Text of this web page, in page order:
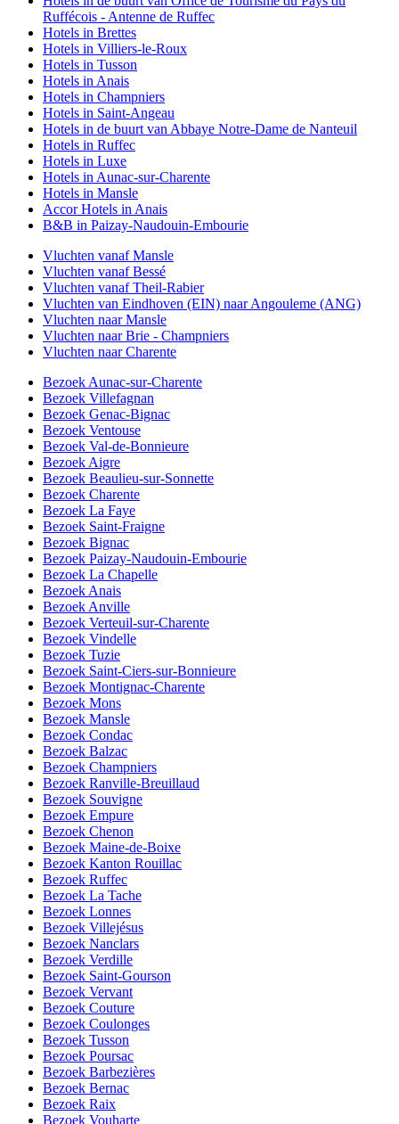
Ruffécois - Antenne de Ruffec
Hotels in Brettes
Hotels in Villiers-le-Roux
Hotels in Tusson
Hotels in Anais
Hotels in Champniers
Hotels in Saint-Angeau
Hotels in de buurt van Abbaye Notre-Dame de Nanteuil
Hotels in Ruffec
Hotels in Luxe
Hotels in Aunac-sur-Charente
Hotels in Mansle
Accor Hotels in Anais
B&B in Paizay-Naudouin-Embourie
Vluchten vanaf Mansle
Vluchten vanaf Bessé
Vluchten vanaf Theil-Rabier
Vluchten van Eindhoven (EIN) naar Angouleme (ANG)
Vluchten naar Mansle
Vluchten naar Brie - Champniers
Vluchten naar Charente
Bezoek Aunac-sur-Charente
Bezoek Villefagnan
Bezoek Genac-Bignac
Bezoek Ventouse
Bezoek Val-de-Bonnieure
Bezoek Aigre
Bezoek Beaulieu-sur-Sonnette
Bezoek Charente
Bezoek La Faye
Bezoek Saint-Fraigne
Bezoek Bignac
Bezoek Paizay-Naudouin-Embourie
Bezoek La Chapelle
Bezoek Anais
Bezoek Anville
Bezoek Verteuil-sur-Charente
Bezoek Vindelle
Bezoek Tuzie
Bezoek Saint-Ciers-sur-Bonnieure
Bezoek Montignac-Charente
Bezoek Mons
Bezoek Mansle
Bezoek Condac
Bezoek Balzac
Bezoek Champniers
Bezoek Ranville-Breuillaud
Bezoek Souvigne
Bezoek Empure
Bezoek Chenon
Bezoek Maine-de-Boixe
Bezoek Kanton Rouillac
Bezoek Ruffec
Bezoek La Tache
Bezoek Lonnes
Bezoek Villejésus
Bezoek Nanclars
Bezoek Verdille
Bezoek Saint-Gourson
Bezoek Vervant
Bezoek Couture
Bezoek Coulonges
Bezoek Tusson
Bezoek Poursac
Bezoek Barbezières
Bezoek Bernac
Bezoek Raix
Bezoek Vouharte